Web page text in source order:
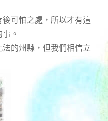
可怕之處，所以才有這
。
的州縣，但我們相信立